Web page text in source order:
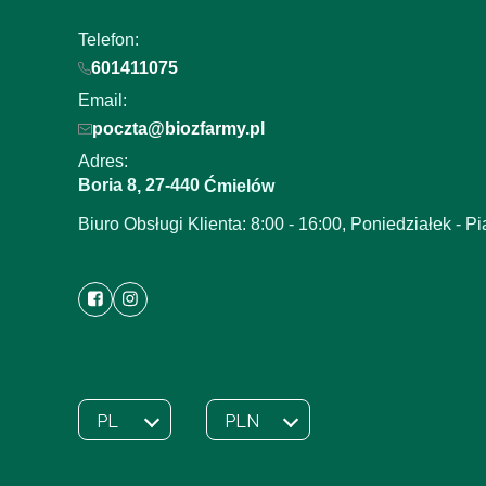
Telefon:
601411075
Email:
poczta@biozfarmy.pl
Adres:
Boria 8, 27-440 Ćmielów
Biuro Obsługi Klienta: 8:00 - 16:00, Poniedziałek -
Wybrany język:
PL
polski Wybrana waluta:
PLN